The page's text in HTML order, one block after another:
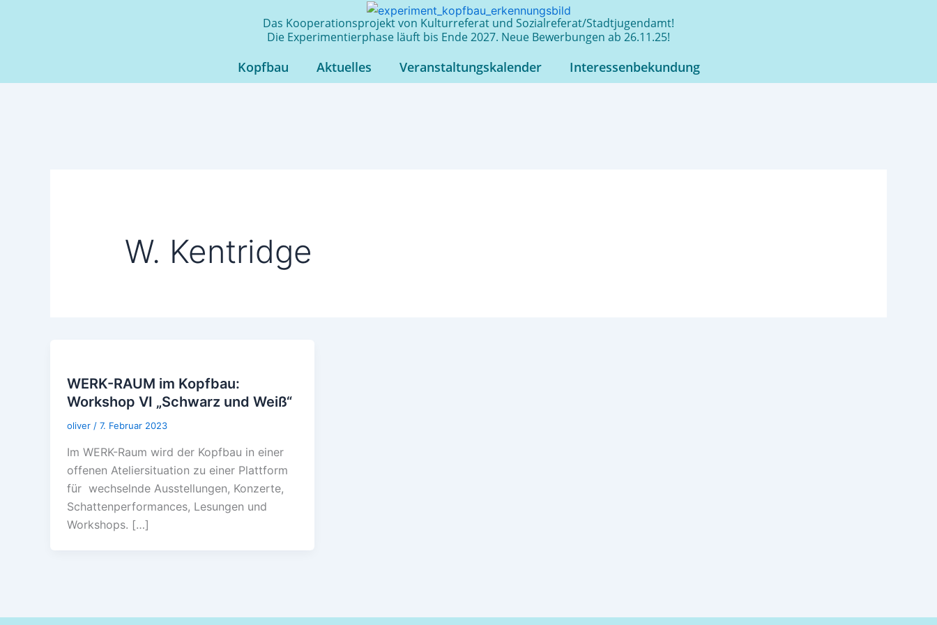
Das Kooperationsprojekt von Kulturreferat und Sozialreferat/Stadtjugendamt!
Die Experimentierphase läuft bis Ende 2027. Neue Bewerbungen ab 26.11.25!
Kopfbau Aktuelles Veranstaltungskalender Interessenbekundung
W. Kentridge
WERK-RAUM im Kopfbau:
Workshop VI „Schwarz und Weiß“
oliver / 7. Februar 2023
Im WERK-Raum wird der Kopfbau in einer
offenen Ateliersituation zu einer Plattform
für wechselnde Ausstellungen, Konzerte,
Schattenperformances, Lesungen und
Workshops. […]